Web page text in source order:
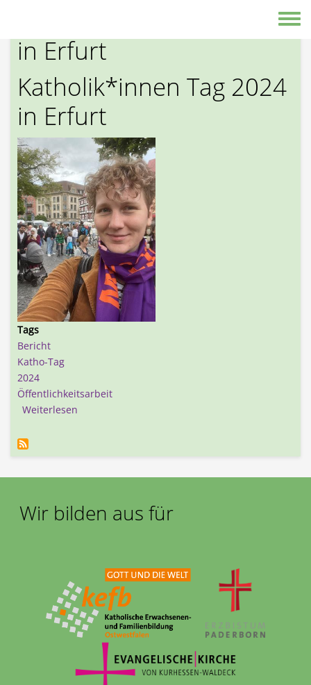
Katholik*innen Tag 2024
in Erfurt
Katholik*innen Tag 2024
in Erfurt
Tags
Bericht
Katho-Tag
2024
Öffentlichkeitsarbeit
Weiterlesen
Wir bilden aus für